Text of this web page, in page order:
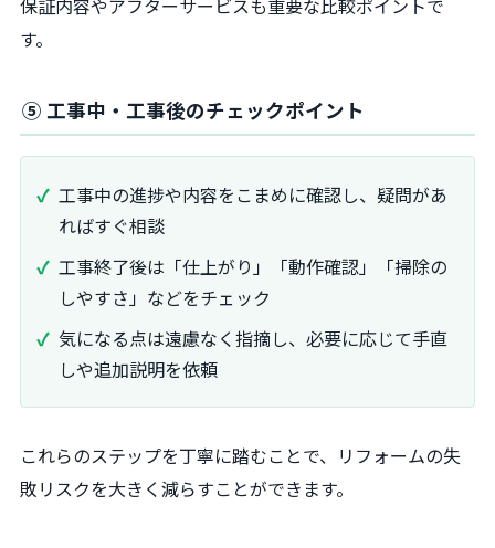
保証内容やアフターサービスも重要な比較ポイントで
す。
⑤ 工事中・工事後のチェックポイント
工事中の進捗や内容をこまめに確認し、疑問があ
ればすぐ相談
工事終了後は「仕上がり」「動作確認」「掃除の
しやすさ」などをチェック
気になる点は遠慮なく指摘し、必要に応じて手直
しや追加説明を依頼
これらのステップを丁寧に踏むことで、リフォームの失
敗リスクを大きく減らすことができます。